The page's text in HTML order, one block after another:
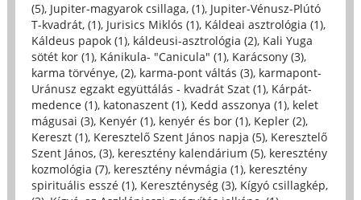
(5), Jupiter-magyarok csillaga, (1), Jupiter-Vénusz-Plútó
T-kvadrát, (1), Jurisics Miklós (1), Káldeai asztrológia (1),
Káldeus papok (1), káldeusi-asztrológia (2), Kali Yuga
sötét kor (1), Kánikula- "Canicula" (1), Karácsony (3),
karma törvénye, (2), karma-pont váltás (3), karmapont-
Uránusz egzakt együttálás - kvadrát Szat (1), Kárpát-
medence (1), katonaszent (1), Kedd asszonya (1), kelet
mágusai (3), Kenyér (1), kenyér és bor (1), Kepler (2),
Kereszt (1), Keresztelő Szent János napja (5), Keresztelő
Szent János, (3), keresztény kalendárium (5), keresztény
kozmológia (7), keresztény névmágia (1), keresztény
spirituális esszé (1), Kereszténység (3), Kígyó csillagkép,